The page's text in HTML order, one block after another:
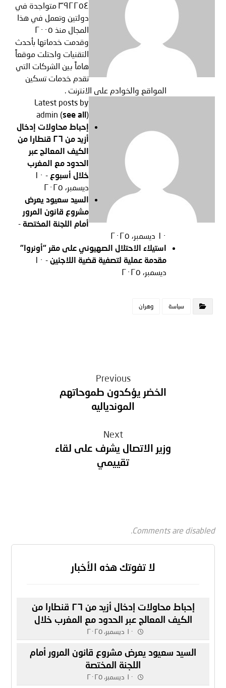
٣٩٢٢٥٤ متواجدة في
دولتين وتعمل في هذا
المجال منذ ٢٠٠٥
وقدمت خدماتها بأحدث
التقنيات واحتلت موقعاً
هاماً بين الشركات التي
تقدم خدمات تسكين
المواقع والخوادم على الانترنت .
Latest posts by
admin (see all)
إحباط محاولات إدخال
أزيد من ٢٦ قنطارا من
الكيف المعالج عبر
الحدود مع المغرب
خلال أسبوع
- ١٠
ديسمبر، ٢٠٢٥
السيد سعيود يعرض
مشروع قانون المرور
أمام اللجنة المختصة -
١٠ ديسمبر، ٢٠٢٥
استيلاء الاحتلال الصهيوني على مقر “أونروا”
مقدمة عملية لتصفية قضية اللاجئين
- ١٠
ديسمبر، ٢٠٢٥
سياسة وهران
Previous
الخضر يؤكدون طموحاتهم
الموندياليه
Next
وزير الاتصال يشرف على لقاء
تقييمي
Comments are disabled.
لا تفوتك هذه الأخبار
إحباط محاولات إدخال أزيد من ٢٦ قنطارا من
الكيف المعالج عبر الحدود مع المغرب خلال
أسبوع ١٠ ديسمبر، ٢٠٢٥
السيد سعيود يعرض مشروع قانون المرور أمام
اللجنة المختصة
١٠ ديسمبر، ٢٠٢٥